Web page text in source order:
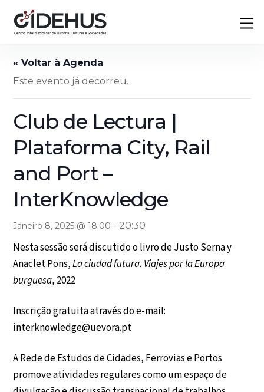
content
Este evento já decorreu.
Club de Lectura |
Plataforma City, Rail
and Port –
InterKnowledge
Janeiro 8, 2025 @ 18:00 - 20:30
Nesta sessão será discutido o livro de Justo Serna y
Anaclet Pons,La ciudad futura. Viajes por la Europa
burguesa, 2022
Inscrição gratuita através do e-mail:
interknowledge@uevora.pt
A Rede de Estudos de Cidades, Ferrovias e Portos
promove atividades regulares como um espaço de